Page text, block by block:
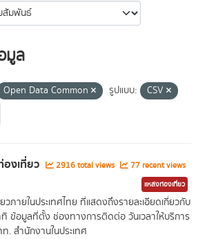
มูล
Open Data Common รูปแบบ:
CSV
งเที่ยว 2916 total views 77 recent views
แหล่งท่องเที่ยว
ภายในประเทศไทย ที่แสดงถึงรายละเอียดเกี่ยวกับ
ข้อมูลที่ตั้ง ช่องทางการติดต่อ วันเวลาให้บริการ
. สำนักงานในประเทศ